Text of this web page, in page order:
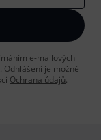
e-mailových
je možné
Ochrana údajů.